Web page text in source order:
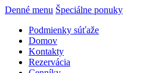
Denné menu Špeciálne ponuky
Podmienky súťaže
Domov
Kontakty
Rezervácia